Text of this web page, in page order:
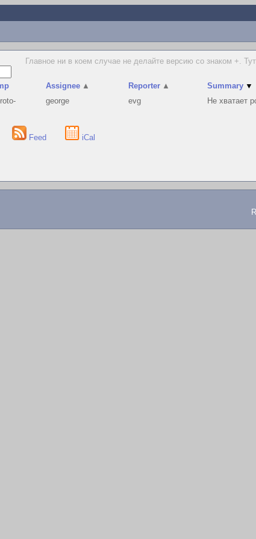
Главное ни в коем случае не делайте версию со знаком +.
Assignee ▲ Reporter ▲ Summary ▼
george evg Не хватает
Feed iCal